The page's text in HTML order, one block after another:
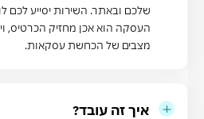
שלכם ובאתר. השירות יסייע
העסקה הוא אכן מחזיק הכרטיס,
מצבים של הכחשת עסקאות.
איך זה עובד?